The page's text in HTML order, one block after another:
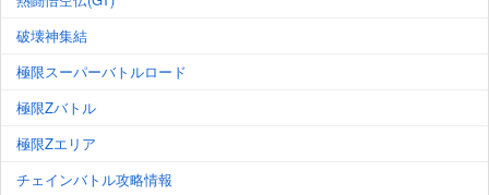
破壊神集結
極限スーパーバトルロード
極限Zバトル
極限Zエリア
チェインバトル攻略情報